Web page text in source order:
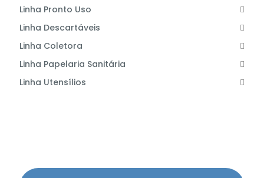
Linha Pronto Uso
Linha Descartáveis
Linha Coletora
Linha Papelaria Sanitária
Linha Utensílios